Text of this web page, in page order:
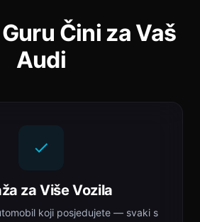
Čini za Vaš
Audi
za Više Vozila
koji posjedujete — svaki s